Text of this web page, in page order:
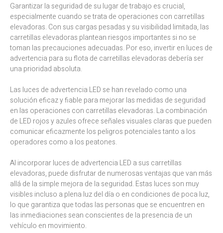
Garantizar la seguridad de su lugar de trabajo es crucial,
especialmente cuando se trata de operaciones con carretillas
elevadoras. Con sus cargas pesadas y su visibilidad limitada, las
carretillas elevadoras plantean riesgos importantes si no se
toman las precauciones adecuadas. Por eso, invertir en luces de
advertencia para su flota de carretillas elevadoras debería ser
una prioridad absoluta.
Las luces de advertencia LED se han revelado como una
solución eficaz y fiable para mejorar las medidas de seguridad
en las operaciones con carretillas elevadoras. La combinación
de LED rojos y azules ofrece señales visuales claras que pueden
comunicar eficazmente los peligros potenciales tanto a los
operadores como a los peatones.
Al incorporar luces de advertencia LED a sus carretillas
elevadoras, puede disfrutar de numerosas ventajas que van más
allá de la simple mejora de la seguridad. Estas luces son muy
visibles incluso a plena luz del día o en condiciones de poca luz,
lo que garantiza que todas las personas que se encuentren en
las inmediaciones sean conscientes de la presencia de un
vehículo en movimiento.